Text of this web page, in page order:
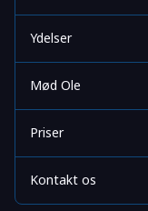
Ydelser
Mød Ole
Priser
Kontakt os